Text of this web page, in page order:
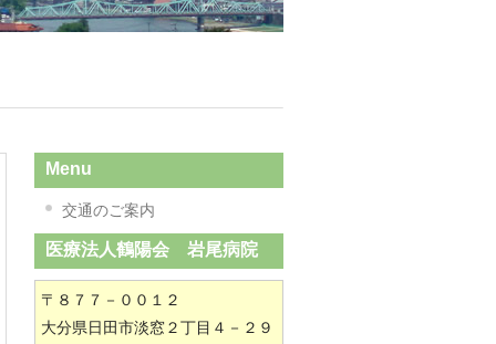
Menu
交通のご案内
医療法人鶴陽会 岩尾病院
〒８７７－００１２
大分県日田市淡窓２丁目４－２９